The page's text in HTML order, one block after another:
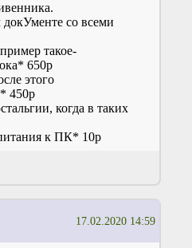
со всеми
такое-
650р
этого
450р
когда в таких
к ПК* 10р
17.02.2020 14:59